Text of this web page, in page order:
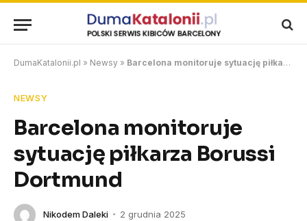
DumaKatalonii.pl » Newsy » Barcelona monitoruje sytuację piłkarza Borussi Dortmund
NEWSY
Barcelona monitoruje
sytuację piłkarza Borussi
Dortmund
Nikodem Daleki 2 grudnia 2025